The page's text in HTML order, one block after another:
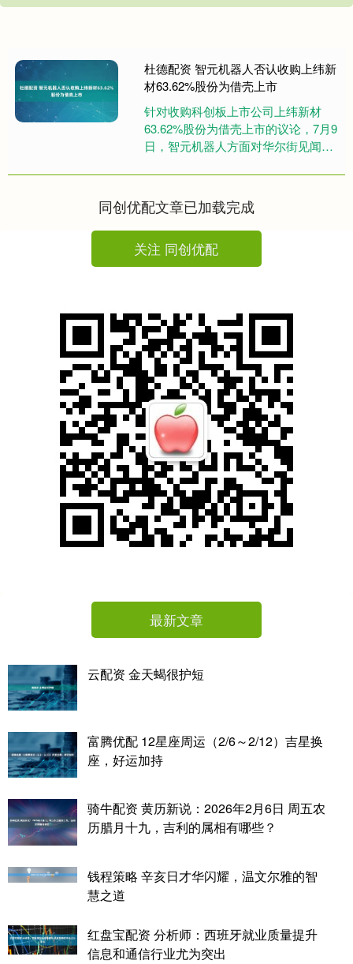
杜德配资 智元机器人否认收购上纬新
材63.62%股份为借壳上市
针对收购科创板上市公司上纬新材
63.62%股份为借壳上市的议论，7月9
日，智元机器人方面对华尔街见闻表
邀约”方式收购上市公司的....
同创优配文章已加载完成
关注 同创优配
最新文章
云配资 金天蝎很护短
富腾优配 12星座周运（2/6～2/12）吉星换
座，好运加持
骑牛配资 黄历新说：2026年2月6日 周五农
历腊月十九，吉利的属相有哪些？
钱程策略 辛亥日才华闪耀，温文尔雅的智
慧之道
红盘宝配资 分析师：西班牙就业质量提升
信息和通信行业尤为突出